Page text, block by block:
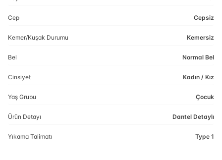
Cep Cepsiz
Kemer/Kuşak Durumu Kemersiz
Bel Normal Bel
Cinsiyet Kadın / Kız
Yaş Grubu Çocuk
Ürün Detayı Dantel Detaylı
Yıkama Talimatı Type 1